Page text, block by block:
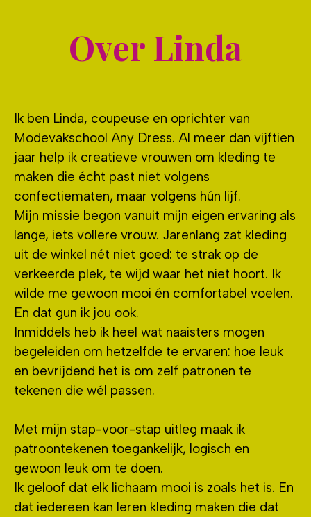
Over Linda
Ik ben Linda, coupeuse en oprichter van
Modevakschool Any Dress. Al meer dan vijftien
jaar help ik creatieve vrouwen om kleding te
maken die écht past niet volgens
confectiematen, maar volgens hún lijf.
Mijn missie begon vanuit mijn eigen ervaring als
lange, iets vollere vrouw. Jarenlang zat kleding
uit de winkel nét niet goed: te strak op de
verkeerde plek, te wijd waar het niet hoort. Ik
wilde me gewoon mooi én comfortabel voelen.
En dat gun ik jou ook.
Inmiddels heb ik heel wat naaisters mogen
begeleiden om hetzelfde te ervaren: hoe leuk
en bevrijdend het is om zelf patronen te
tekenen die wél passen.
Met mijn stap-voor-stap uitleg maak ik
patroontekenen toegankelijk, logisch en
gewoon leuk om te doen.
Ik geloof dat elk lichaam mooi is zoals het is. En
dat iedereen kan leren kleding maken die dat